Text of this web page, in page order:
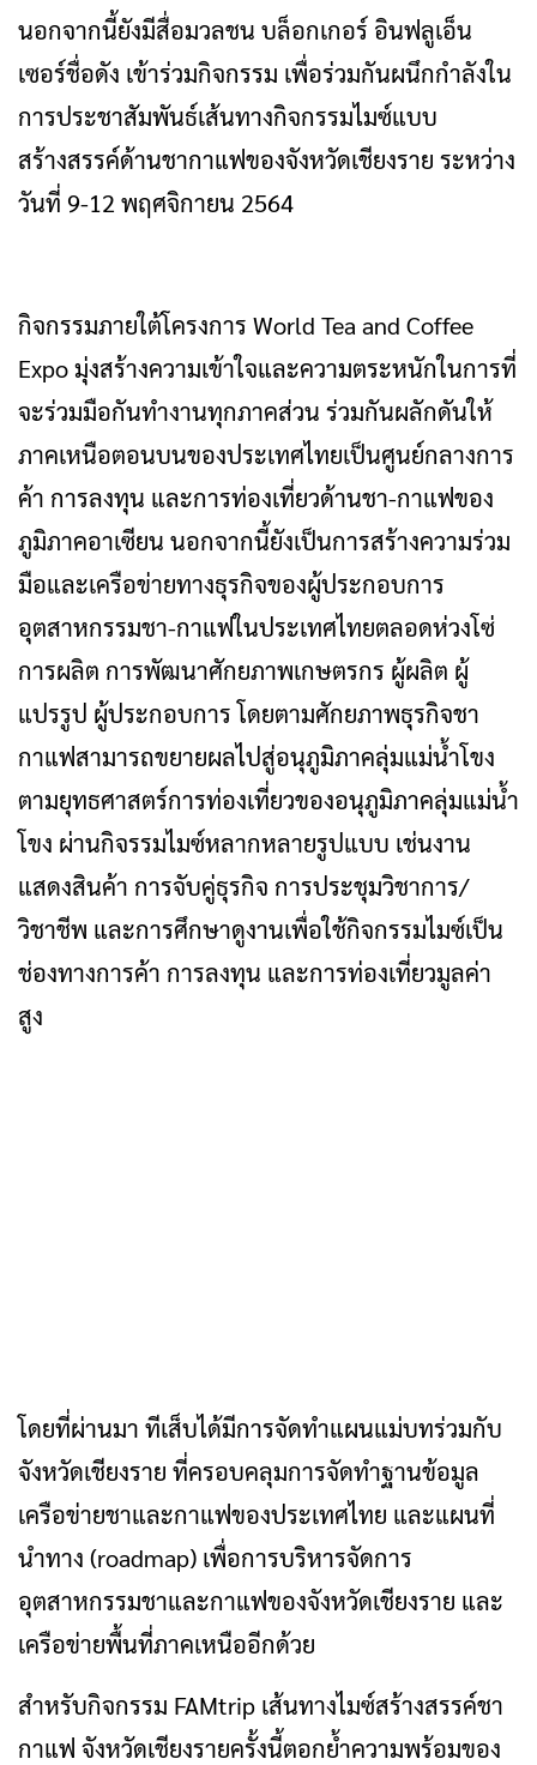
นอกจากนี้ยังมีสื่อมวลชน บล็อกเกอร์ อินฟลูเอ็น
เซอร์ชื่อดัง เข้าร่วมกิจกรรม เพื่อร่วมกันผนึกกำลังใน
การประชาสัมพันธ์เส้นทางกิจกรรมไมซ์แบบ
สร้างสรรค์ด้านชากาแฟของจังหวัดเชียงราย ระหว่าง
วันที่ 9-12 พฤศจิกายน 2564
กิจกรรมภายใต้โครงการ World Tea and Coffee
Expo มุ่งสร้างความเข้าใจและความตระหนักในการที่
จะร่วมมือกันทำงานทุกภาคส่วน ร่วมกันผลักดันให้
ภาคเหนือตอนบนของประเทศไทยเป็นศูนย์กลางการ
ค้า การลงทุน และการท่องเที่ยวด้านชา-กาแฟของ
ภูมิภาคอาเซียน นอกจากนี้ยังเป็นการสร้างความร่วม
มือและเครือข่ายทางธุรกิจของผู้ประกอบการ
อุตสาหกรรมชา-กาแฟในประเทศไทยตลอดห่วงโซ่
การผลิต การพัฒนาศักยภาพเกษตรกร ผู้ผลิต ผู้
แปรรูป ผู้ประกอบการ โดยตามศักยภาพธุรกิจชา
กาแฟสามารถขยายผลไปสู่อนุภูมิภาคลุ่มแม่น้ำโขง
ตามยุทธศาสตร์การท่องเที่ยวของอนุภูมิภาคลุ่มแม่น้ำ
โขง ผ่านกิจรรมไมซ์หลากหลายรูปแบบ เช่นงาน
แสดงสินค้า การจับคู่ธุรกิจ การประชุมวิชาการ/
วิชาชีพ และการศึกษาดูงานเพื่อใช้กิจกรรมไมซ์เป็น
ช่องทางการค้า การลงทุน และการท่องเที่ยวมูลค่า
สูง
โดยที่ผ่านมา ทีเส็บได้มีการจัดทำแผนแม่บทร่วมกับ
จังหวัดเชียงราย ที่ครอบคลุมการจัดทำฐานข้อมูล
เครือข่ายชาและกาแฟของประเทศไทย และแผนที่
นำทาง (roadmap) เพื่อการบริหารจัดการ
อุตสาหกรรมชาและกาแฟของจังหวัดเชียงราย และ
เครือข่ายพื้นที่ภาคเหนืออีกด้วย
สำหรับกิจกรรม FAMtrip เส้นทางไมซ์สร้างสรรค์ชา
กาแฟ จังหวัดเชียงรายครั้งนี้ตอกย้ำความพร้อมของ